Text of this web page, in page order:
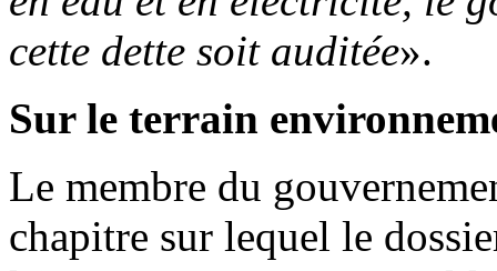
cette dette soit auditée».
Sur le terrain
Le membre du
chapitre sur lequel le